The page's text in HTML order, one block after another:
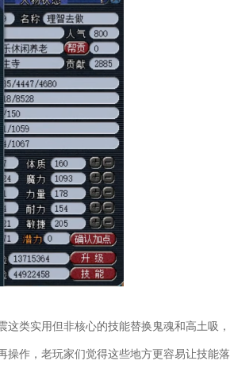
类实用但非核心的技能替换鬼魂和高土吸，
操作，老玩家们觉得这些地方更容易让技能落